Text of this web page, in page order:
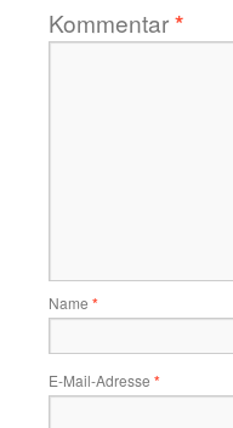
Kommentar*
Name *
E-Mail-Adresse *